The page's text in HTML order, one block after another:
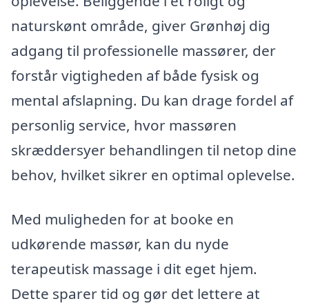
naturskønt område, giver Grønhøj dig
adgang til professionelle massører, der
forstår vigtigheden af både fysisk og
mental afslapning. Du kan drage fordel af
personlig service, hvor massøren
skræddersyer behandlingen til netop dine
behov, hvilket sikrer en optimal oplevelse.
Med muligheden for at booke en
udkørende massør, kan du nyde
terapeutisk massage i dit eget hjem.
Dette sparer tid og gør det lettere at